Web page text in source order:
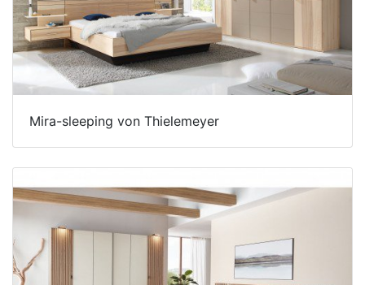
Mira-sleeping von Thielemeyer
Herrendiener
Spiegel
&
Standspiegel
Schlafzimmerregale